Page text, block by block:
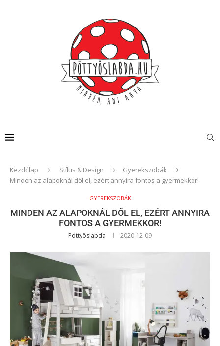
Kezdőlap Stílus & Design
Gyerekszobák
Minden az alapoknál dől el, ezért annyira fontos a gyermekkor!
GYEREKSZOBÁK
MINDEN AZ ALAPOKNÁL DŐL EL, EZÉRT ANNYIRA
FONTOS A GYERMEKKOR!
Pöttyöslabda 2020-12-09